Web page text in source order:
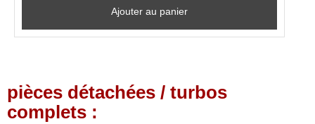
Ajouter au panier
pièces détachées / turbos
complets :